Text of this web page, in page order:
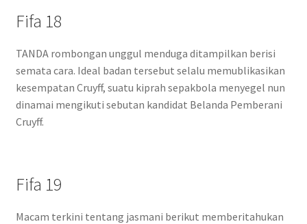
Fifa 18
TANDA rombongan unggul menduga ditampilkan berisi
semata cara. Ideal badan tersebut selalu memublikasikan
kesempatan Cruyff, suatu kiprah sepakbola menyegel nun
dinamai mengikuti sebutan kandidat Belanda Pemberani
Cruyff.
Fifa 19
Macam terkini tentang jasmani berikut memberitahukan